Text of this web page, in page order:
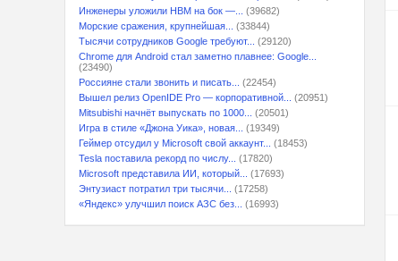
Инженеры уложили HBM на бок —...
(39682)
Морские сражения, крупнейшая...
(33844)
Тысячи сотрудников Google требуют...
(29120)
Chrome для Android стал заметно плавнее: Google...
(23490)
Россияне стали звонить и писать...
(22454)
Вышел релиз OpenIDE Pro — корпоративной...
(20951)
Mitsubishi начнёт выпускать по 1000...
(20501)
Игра в стиле «Джона Уика», новая...
(19349)
Геймер отсудил у Microsoft свой аккаунт...
(18453)
Tesla поставила рекорд по числу...
(17820)
Microsoft представила ИИ, который...
(17693)
Энтузиаст потратил три тысячи...
(17258)
«Яндекс» улучшил поиск АЗС без...
(16993)